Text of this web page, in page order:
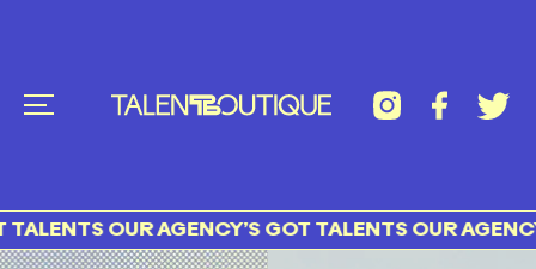
OUR AGENCY’S GOT TALENTS OUR AGENCY’S